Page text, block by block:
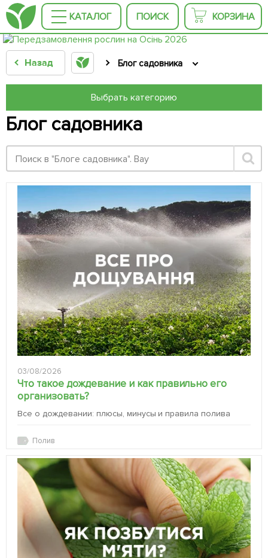
КАТАЛОГ ПОИСК КОРЗИНА
Назад Блог садовника
Выбрать категорию
Блог садовника
03/08/2026
Что такое дождевание и как правильно его
организовать?
Все о дождевании: плюсы, минусы и правила полива
Полив